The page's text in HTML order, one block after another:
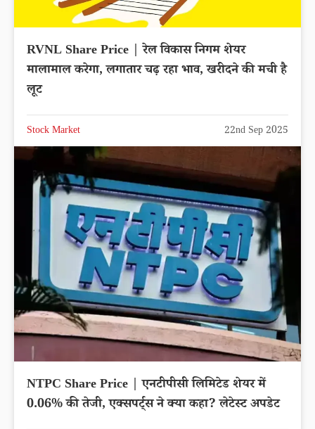
RVNL Share Price | रेल विकास निगम शेयर
मालामाल करेगा, लगातार चढ़ रहा भाव, खरीदने की मची है
लूट
Stock Market 22nd Sep 2025
NTPC Share Price | एनटीपीसी लिमिटेड शेयर में
0.06% की तेजी, एक्सपर्ट्स ने क्या कहा? लेटेस्ट अपडेट